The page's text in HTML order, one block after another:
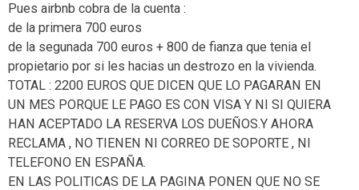
Pues airbnb cobra de la cuenta :
de la primera 700 euros
de la segunada 700 euros + 800 de fianza que tenia el
propietario por si les hacias un destrozo en la vivienda.
TOTAL : 2200 EUROS QUE DICEN QUE LO PAGARAN EN
UN MES PORQUE LE PAGO ES CON VISA Y NI SI QUIERA
HAN ACEPTADO LA RESERVA LOS DUEÑOS.Y AHORA
RECLAMA , NO TIENEN NI CORREO DE SOPORTE , NI
TELEFONO EN ESPAÑA.
EN LAS POLITICAS DE LA PAGINA PONEN QUE NO SE